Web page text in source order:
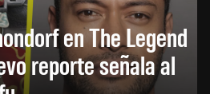
en The Legend
reporte señala al